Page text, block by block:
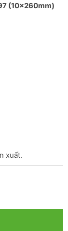
(10x260mm)
xuất.